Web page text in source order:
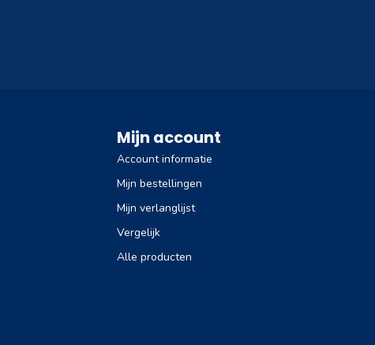
Mijn account
Account informatie
Mijn bestellingen
Mijn verlanglijst
Vergelijk
Alle producten